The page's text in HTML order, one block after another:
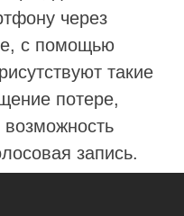
через
с помощью
такие
потере,
запись.